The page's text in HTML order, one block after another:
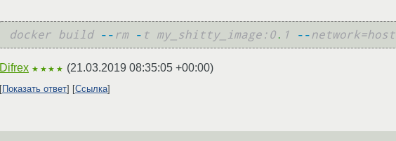
docker build -- rm - t my_shitty_image:0. 1 -- network=host
Difrex ★★★★ (21.03.2019 08:35:05 +00:00)
Показать ответ Ссылка